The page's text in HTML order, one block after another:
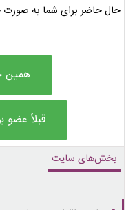
حال حاضر برای شما به
همین
قبلاً عضو
بخش‌های سایت